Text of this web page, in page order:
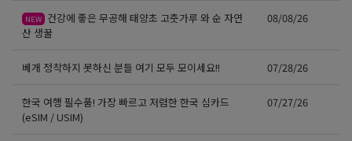
NEW 건강에 좋은 무공해 태양초 고춧가루 와 순 자연
산 생꿀
08/08/26
베개 정착하지 못하신 분들 여기 모두 모이세요!! 07/28/26
한국 여행 필수품! 가장 빠르고 저렴한 한국 심카드
(eSIM / USIM)
07/27/26